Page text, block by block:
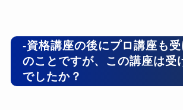
-資格講座の後にプロ講座も受
のことですが、この講座は受
でしたか？